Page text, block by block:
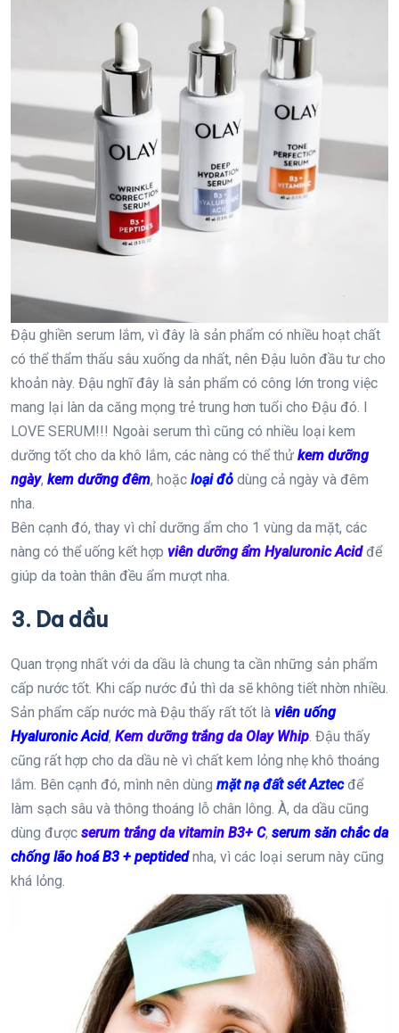
Đậu ghiền serum lắm, vì đây là sản phẩm có nhiều hoạt chất
có thể thẩm thấu sâu xuống da nhất, nên Đậu luôn đầu tư cho
khoản này. Đậu nghĩ đây là sản phẩm có công lớn trong việc
mang lại làn da căng mọng trẻ trung hơn tuổi cho Đậu đó. I
LOVE SERUM!!! Ngoài serum thì cũng có nhiều loại kem
dưỡng tốt cho da khô lắm, các nàng có thể thử kem dưỡng
ngày, kem dưỡng đêm, hoặc loại đỏ dùng cả ngày và đêm
nha.
Bên cạnh đó, thay vì chỉ dưỡng ẩm cho 1 vùng da mặt, các
nàng có thể uống kết hợp viên dưỡng ẩm Hyaluronic Acidđể
giúp da toàn thân đều ẩm mượt nha.
3. Da dầu
Quan trọng nhất với da dầu là chung ta cần những sản phẩm
cấp nước tốt. Khi cấp nước đủ thì da sẽ không tiết nhờn nhiều.
Sản phẩm cấp nước mà Đậu thấy rất tốt là viên uống
Hyaluronic Acid, Kem dưỡng trắng da Olay Whip . Đậu thấy
cũng rất hợp cho da dầu nè vì chất kem lỏng nhẹ khô thoáng
lắm. Bên cạnh đó, mình nên dùng mặt nạ đất sét Aztecđể
làm sạch sâu và thông thoáng lỗ chân lông. À, da dầu cũng
dùng được serum trắng da vitamin B3+ C, serum săn chắc da
chống lão hoá B3 + peptidednha, vì các loại serum này cũng
khá lỏng.